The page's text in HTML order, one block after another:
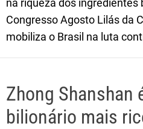
na riqueza dos ingredientes
Congresso Agosto Lilás da
mobiliza o Brasil na luta
Zhong Shanshan
bilionário mais